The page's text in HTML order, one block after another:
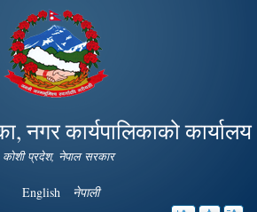
Skip to
main
content
नगर कार्यपालिकाको कार्यालय
कोशी प्रदेश, नेपाल सरकार
English नेपाली